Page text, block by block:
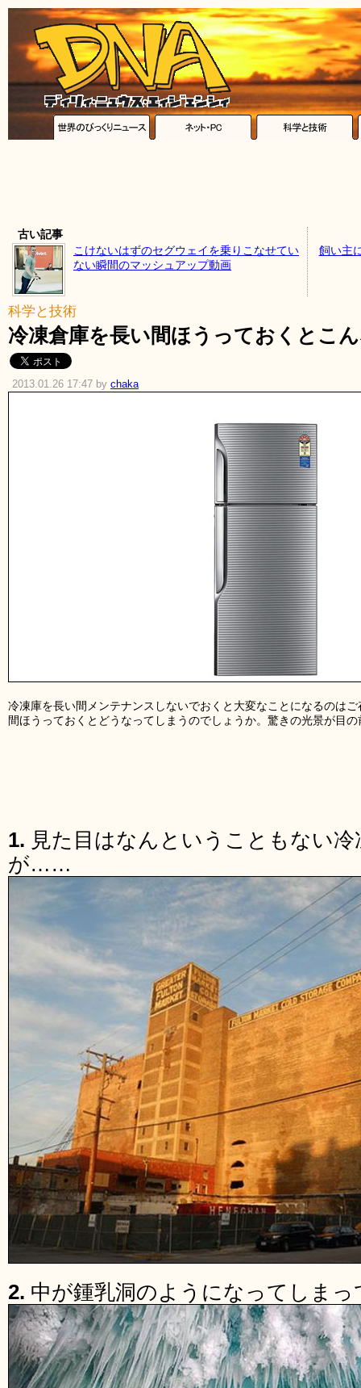
古い記事
こけないはずのセグウェイを乗りこなせてい
ない瞬間のマッシュアップ動画
飼い主
科学と技術
冷凍倉庫を長い間ほうっておくとこ
2013.01.26 17:47 by chaka
冷凍庫を長い間メンテナンスしないでおくと大変なことになるのは
間ほうっておくとどうなってしまうのでしょうか。驚きの光景が目
1. 見た目はなんということもない
が……
2. 中が鍾乳洞のようになってしま